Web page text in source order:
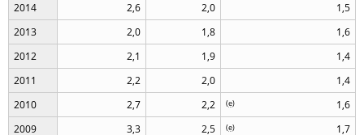
2014
2,6 2,0
1,5
2013
2,0 1,8
1,6
2012
2,1 1,9
1,4
2011
2,2 2,0
1,4
2010
2,7 2,2 1,6
(e)
2009 3,3 2,5 1,7
(e)